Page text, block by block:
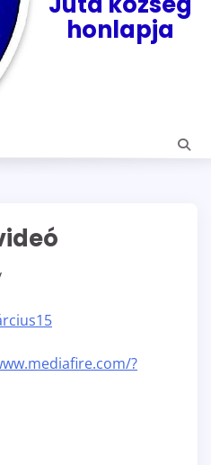
honlapja
?